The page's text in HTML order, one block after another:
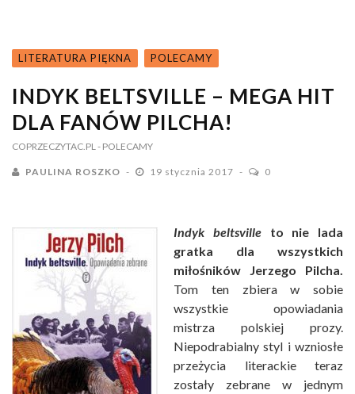
LITERATURA PIĘKNA POLECAMY
INDYK BELTSVILLE – MEGA HIT
DLA FANÓW PILCHA!
COPRZECZYTAC.PL - POLECAMY
PAULINA ROSZKO 19 stycznia 2017 0
Indyk beltsvilleto nie lada
gratka dla wszystkich
miłośników Jerzego Pilcha.
Tom ten zbiera w sobie
wszystkie opowiadania
mistrza polskiej prozy.
Niepodrabialny styl i wzniosłe
przeżycia literackie teraz
zostały zebrane w jednym